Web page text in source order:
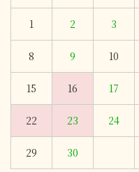
1 2 3
8 9 10
15 16 17
22 23 24
29 30